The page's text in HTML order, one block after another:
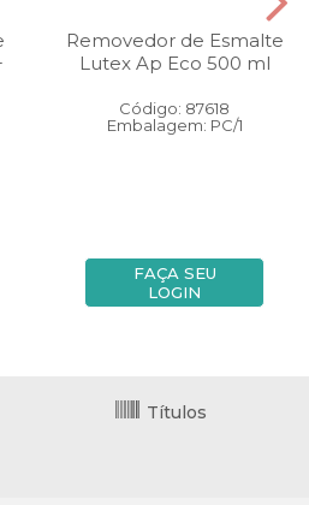
Removedor de Esmalte
Lutex Ap Eco 500 ml
Código: 87618
Embalagem: PC/1
FAÇA SEU
LOGIN
Títulos